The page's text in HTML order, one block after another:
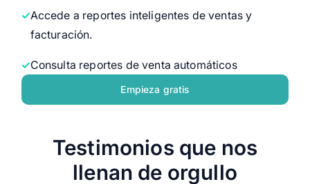
Accede a reportes inteligentes de ventas y
facturación.
Consulta reportes de venta automáticos
Empieza gratis
Testimonios que nos
llenan de orgullo